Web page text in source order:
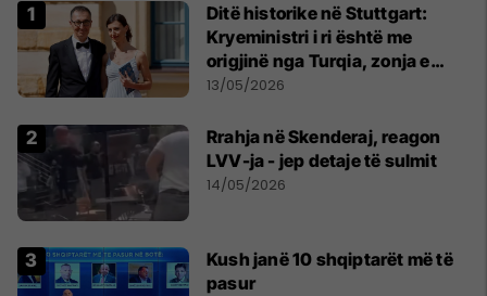
Ditë historike në Stuttgart:
Kryeministri i ri është me
origjinë nga Turqia, zonja e
parë një shqiptare nga
13/05/2026
Rrahja në Skenderaj, reagon
LVV-ja - jep detaje të sulmit
14/05/2026
Kush janë 10 shqiptarët më të
pasur